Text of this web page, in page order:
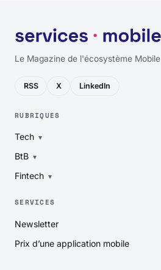
Le Magazine de l'écosystème Mobile
RSS X LinkedIn
RUBRIQUES
Tech
BtB
Fintech
SERVICES
Newsletter
Prix d’une application mobile